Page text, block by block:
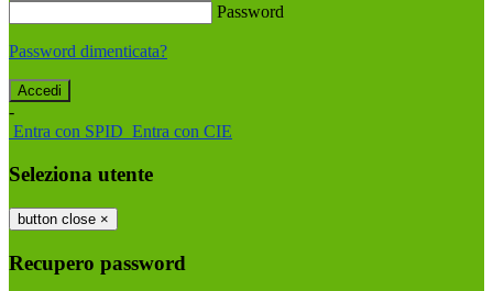
Password
Password dimenticata?
-
Entra con SPID Entra con CIE
Seleziona utente
button close ×
Recupero password